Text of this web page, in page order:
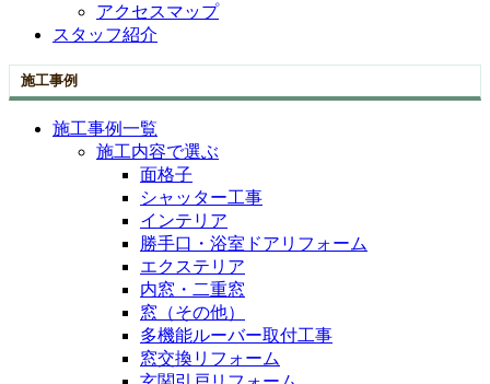
アクセスマップ
スタッフ紹介
施工事例
施工事例一覧
施工内容で選ぶ
面格子
シャッター工事
インテリア
勝手口・浴室ドアリフォーム
エクステリア
内窓・二重窓
窓（その他）
多機能ルーバー取付工事
窓交換リフォーム